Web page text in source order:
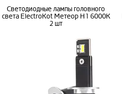
Светодиодные лампы головного
света ElectroKot Метеор H1 6000K
2 шт